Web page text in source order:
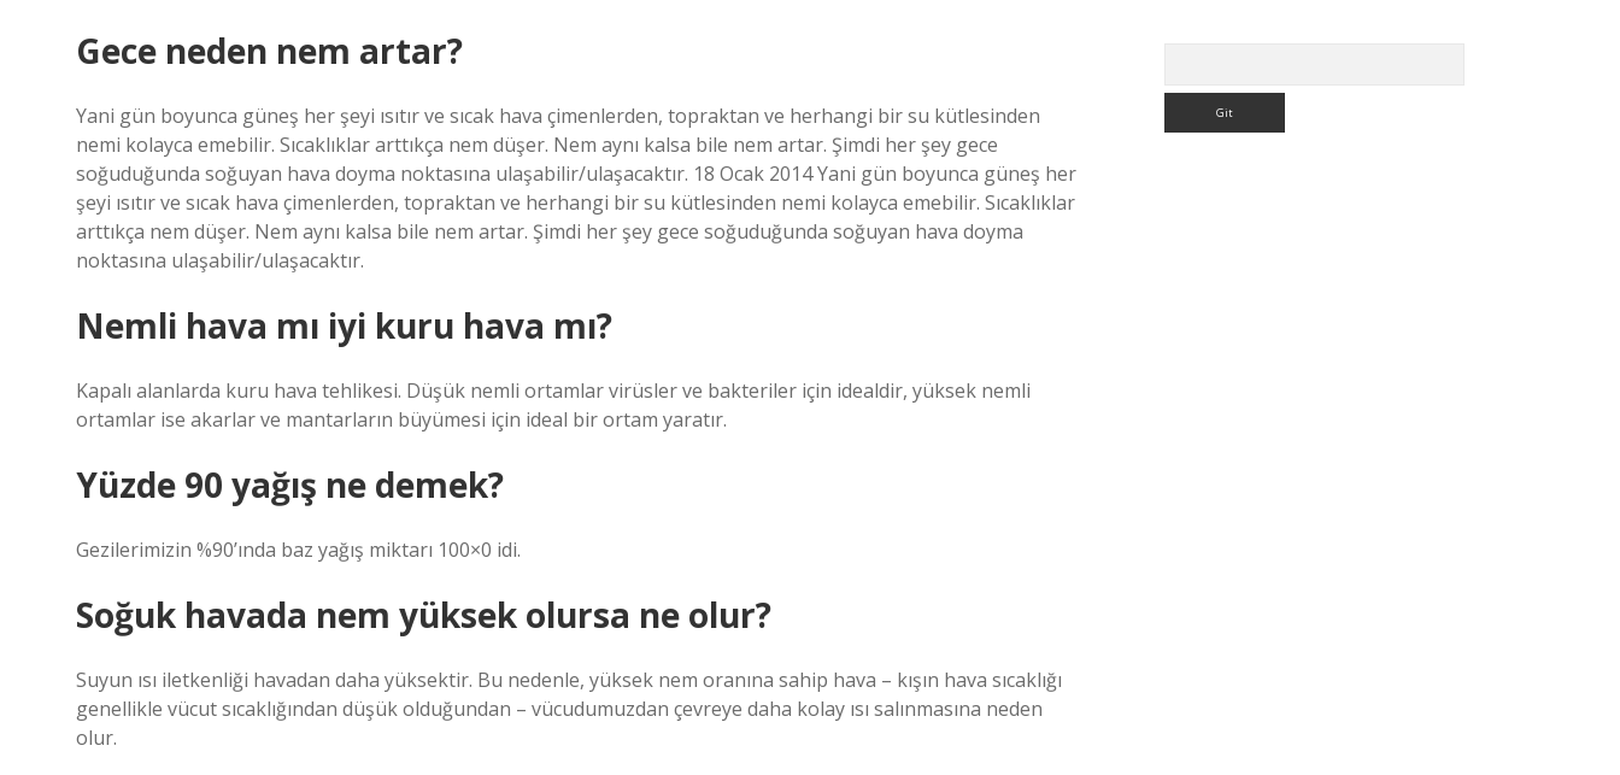
Gece neden nem artar?
Yani gün boyunca güneş her şeyi ısıtır ve sıcak hava çimenlerden, topraktan ve herhangi bir su kütlesinden
nemi kolayca emebilir. Sıcaklıklar arttıkça nem düşer. Nem aynı kalsa bile nem artar. Şimdi her şey gece
soğuduğunda soğuyan hava doyma noktasına ulaşabilir/ulaşacaktır. 18 Ocak 2014 Yani gün boyunca güneş her
şeyi ısıtır ve sıcak hava çimenlerden, topraktan ve herhangi bir su kütlesinden nemi kolayca emebilir. Sıcaklıklar
arttıkça nem düşer. Nem aynı kalsa bile nem artar. Şimdi her şey gece soğuduğunda soğuyan hava doyma
noktasına ulaşabilir/ulaşacaktır.
Nemli hava mı iyi kuru hava mı?
Kapalı alanlarda kuru hava tehlikesi. Düşük nemli ortamlar virüsler ve bakteriler için idealdir, yüksek nemli
ortamlar ise akarlar ve mantarların büyümesi için ideal bir ortam yaratır.
Yüzde 90 yağış ne demek?
Gezilerimizin %90’ında baz yağış miktarı 100×0 idi.
Soğuk havada nem yüksek olursa ne olur?
Suyun ısı iletkenliği havadan daha yüksektir. Bu nedenle, yüksek nem oranına sahip hava – kışın hava sıcaklığı
genellikle vücut sıcaklığından düşük olduğundan – vücudumuzdan çevreye daha kolay ısı salınmasına neden
olur.